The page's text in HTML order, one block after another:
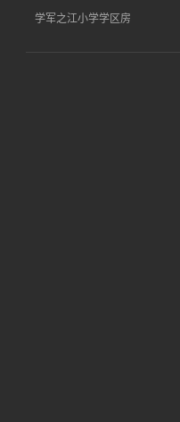
学军之江小学学区房